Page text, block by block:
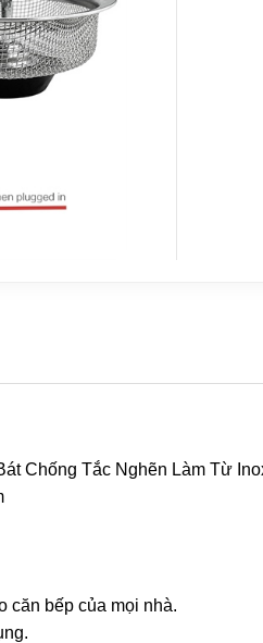
Chống Tắc Nghẽn Làm Từ
căn bếp của mọi nhà.